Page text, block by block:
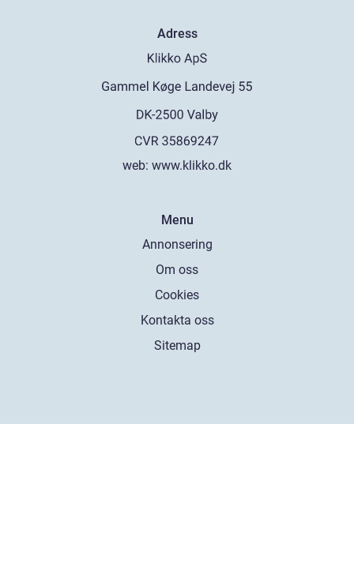
Adress
web: www.klikko.dk
Menu
Annonsering
Om oss
Cookies
Kontakta oss
Sitemap